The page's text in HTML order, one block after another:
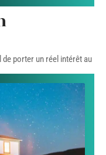
porter un réel intérêt au